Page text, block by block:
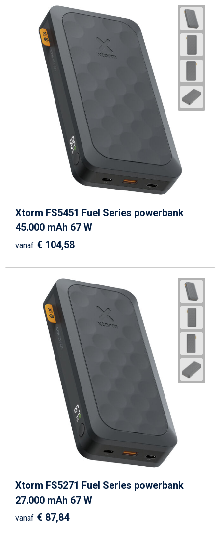
Xtorm FS5451 Fuel Series powerbank
45.000 mAh 67 W
vanaf € 104,58
Xtorm FS5271 Fuel Series powerbank
27.000 mAh 67 W
vanaf € 87,84